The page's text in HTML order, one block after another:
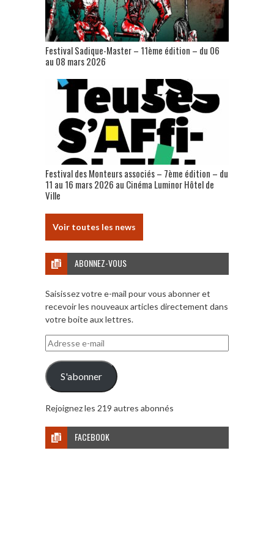
Festival Sadique-Master – 11ème édition – du 06
au 08 mars 2026
Festival des Monteurs associés – 7ème édition – du
11 au 16 mars 2026 au Cinéma Luminor Hôtel de
Ville
Voir toutes les news
ABONNEZ-VOUS
Saisissez votre e-mail pour vous abonner et
recevoir les nouveaux articles directement dans
votre boite aux lettres.
Adresse
e-
mail
S'abonner
Rejoignez les 219 autres abonnés
FACEBOOK